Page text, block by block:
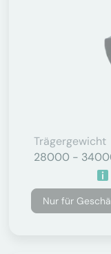
Trägergewicht
28000 -
Nur für